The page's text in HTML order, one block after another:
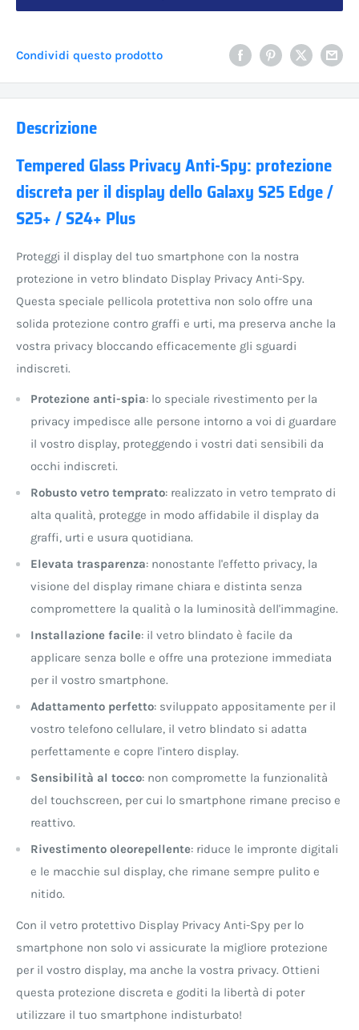
Condividi questo prodotto
Descrizione
Tempered Glass Privacy Anti-Spy: protezione
discreta per il display dello Galaxy S25 Edge /
S25+ / S24+ Plus
Proteggi il display del tuo smartphone con la nostra
protezione in vetro blindato Display Privacy Anti-Spy.
Questa speciale pellicola protettiva non solo offre una
solida protezione contro graffi e urti, ma preserva anche la
vostra privacy bloccando efficacemente gli sguardi
indiscreti.
Protezione anti-spia: lo speciale rivestimento per la
privacy impedisce alle persone intorno a voi di guardare
il vostro display, proteggendo i vostri dati sensibili da
occhi indiscreti.
Robusto vetro temprato: realizzato in vetro temprato di
alta qualità, protegge in modo affidabile il display da
graffi, urti e usura quotidiana.
Elevata trasparenza: nonostante l'effetto privacy, la
visione del display rimane chiara e distinta senza
compromettere la qualità o la luminosità dell'immagine.
Installazione facile: il vetro blindato è facile da
applicare senza bolle e offre una protezione immediata
per il vostro smartphone.
Adattamento perfetto: sviluppato appositamente per il
vostro telefono cellulare, il vetro blindato si adatta
perfettamente e copre l'intero display.
Sensibilità al tocco: non compromette la funzionalità
del touchscreen, per cui lo smartphone rimane preciso e
reattivo.
Rivestimento oleorepellente: riduce le impronte digitali
e le macchie sul display, che rimane sempre pulito e
nitido.
Con il vetro protettivo Display Privacy Anti-Spy per lo
smartphone non solo vi assicurate la migliore protezione
per il vostro display, ma anche la vostra privacy. Ottieni
questa protezione discreta e goditi la libertà di poter
utilizzare il tuo smartphone indisturbato!